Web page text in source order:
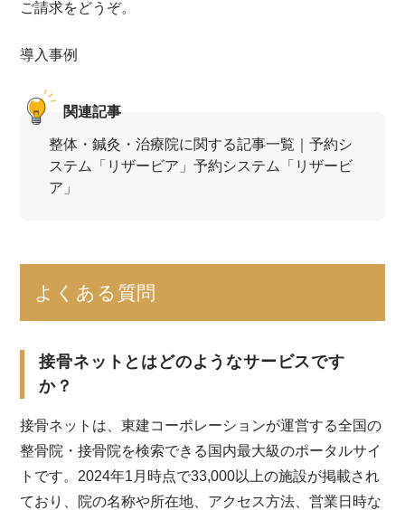
ご請求をどうぞ。
導入事例
関連記事
整体・鍼灸・治療院に関する記事一覧｜予約シ
ステム「リザービア」予約システム「リザービ
ア」
よくある質問
接骨ネットとはどのようなサービスです
か？
接骨ネットは、東建コーポレーションが運営する全国の
整骨院・接骨院を検索できる国内最大級のポータルサイ
トです。2024年1月時点で33,000以上の施設が掲載され
ており、院の名称や所在地、アクセス方法、営業日時な